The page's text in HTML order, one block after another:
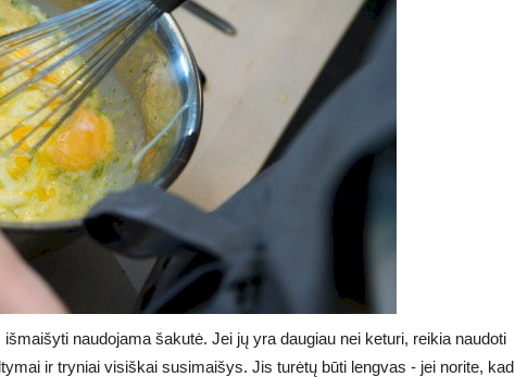
naudojama šakutė. Jei jų yra daugiau nei keturi, reikia naudoti
ir tryniai visiškai susimaišys. Jis turėtų būti lengvas - jei norite, kad